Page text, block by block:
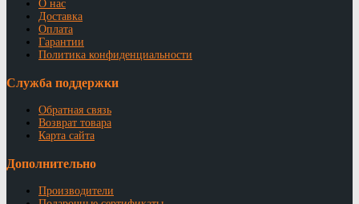
О нас
Доставка
Оплата
Гарантии
Политика конфиденциальности
Служба поддержки
Обратная связь
Возврат товара
Карта сайта
Дополнительно
Производители